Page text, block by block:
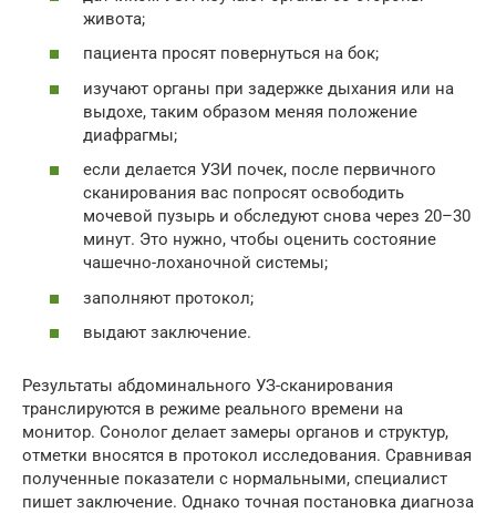
живота;
пациента просят повернуться на бок;
изучают органы при задержке дыхания или на
выдохе, таким образом меняя положение
диафрагмы;
если делается УЗИ почек, после первичного
сканирования вас попросят освободить
мочевой пузырь и обследуют снова через 20–30
минут. Это нужно, чтобы оценить состояние
чашечно-лоханочной системы;
заполняют протокол;
выдают заключение.
Результаты абдоминального УЗ-сканирования
транслируются в режиме реального времени на
монитор. Сонолог делает замеры органов и структур,
отметки вносятся в протокол исследования. Сравнивая
полученные показатели с нормальными, специалист
пишет заключение. Однако точная постановка диагноза